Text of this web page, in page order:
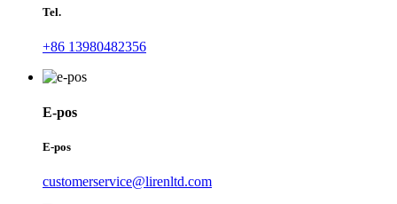
Tel.
+86 13980482356
E-pos
E-pos
customerservice@lirenltd.com